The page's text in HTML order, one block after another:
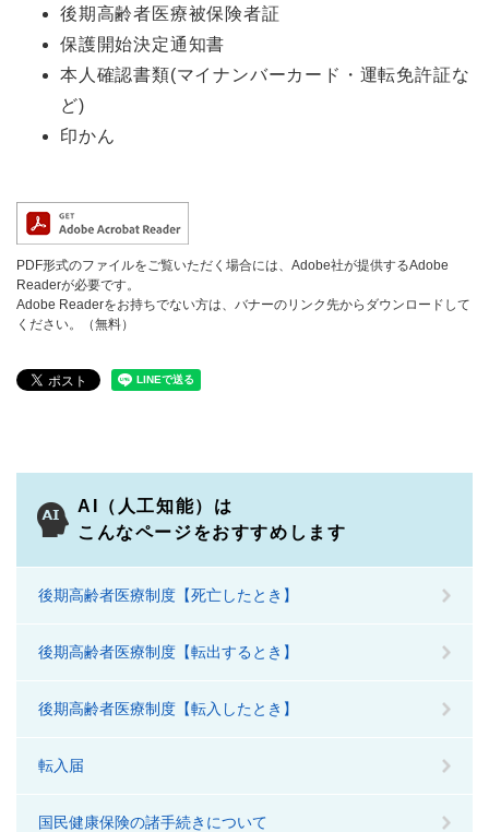
後期高齢者医療被保険者証
保護開始決定通知書
本人確認書類(マイナンバーカード・運転免許証な
ど)
印かん
PDF形式のファイルをご覧いただく場合には、Adobe社が提供するAdobe
Readerが必要です。
Adobe Readerをお持ちでない方は、バナーのリンク先からダウンロードして
ください。（無料）
AI（人工知能）は
こんなページをおすすめします
後期高齢者医療制度【死亡したとき】
後期高齢者医療制度【転出するとき】
後期高齢者医療制度【転入したとき】
転入届
国民健康保険の諸手続きについて